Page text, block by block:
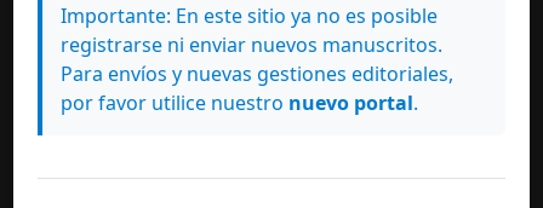
Importante: En este sitio ya no es posible
registrarse ni enviar nuevos manuscritos.
Para envíos y nuevas gestiones editoriales,
por favor utilice nuestro nuevo portal.